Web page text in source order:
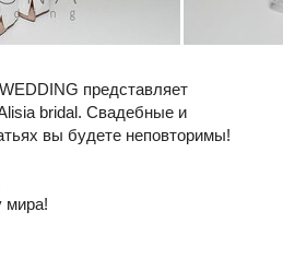
представляет
bridal. Свадебные и
вы будете неповторимы!
мира!